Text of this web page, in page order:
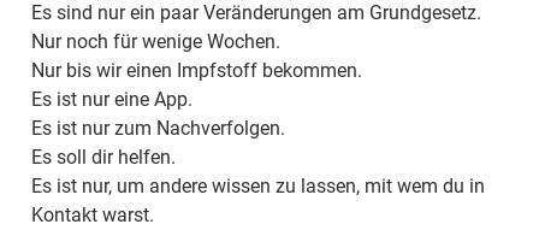
Es sind nur ein paar Veränderungen am Grundgesetz.
Nur noch für wenige Wochen.
Nur bis wir einen Impfstoff bekommen.
Es ist nur eine App.
Es ist nur zum Nachverfolgen.
Es soll dir helfen.
Es ist nur, um andere wissen zu lassen, mit wem du in
Kontakt warst.